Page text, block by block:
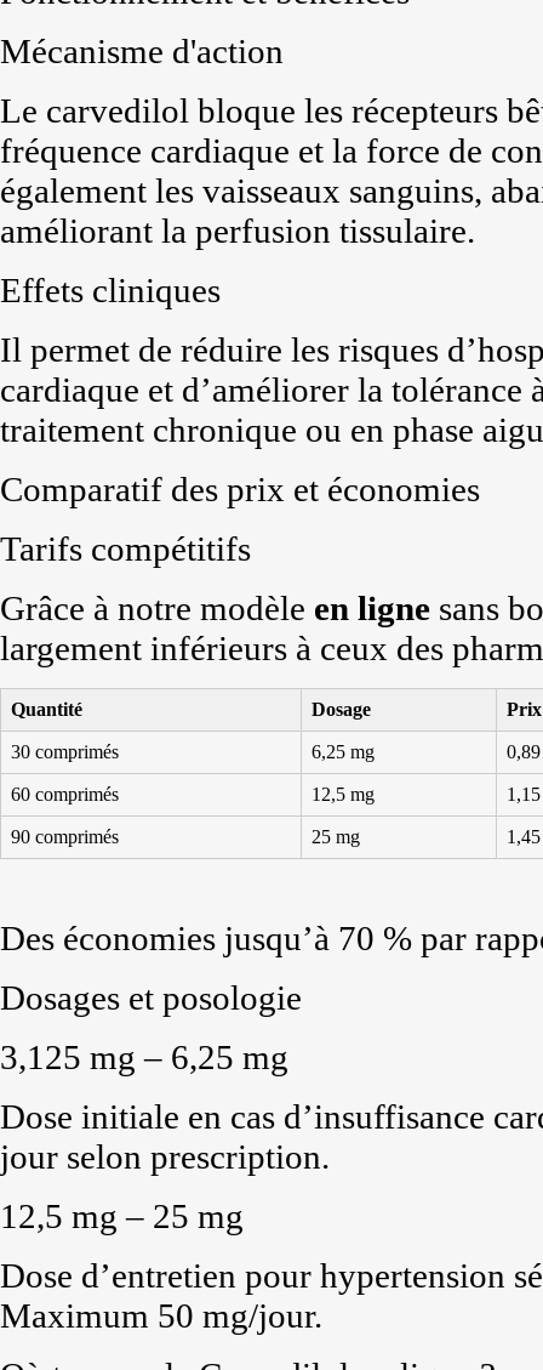
Mécanisme d'action
Le carvedilol bloque les récepteurs
fréquence cardiaque et la force de
également les vaisseaux sanguins,
améliorant la perfusion tissulaire.
Effets cliniques
Il permet de réduire les risques
cardiaque et d’améliorer la tolérance
traitement chronique ou en phase
Comparatif des prix et économies
Tarifs compétitifs
Grâce à notre modèle en ligne sans
largement inférieurs à ceux des
Quantité Dosage
30 comprimés 6,25 mg
60 comprimés 12,5 mg
90 comprimés 25 mg
Des économies jusqu’à 70 % par
Dosages et posologie
3,125 mg – 6,25 mg
Dose initiale en cas d’insuffisance
jour selon prescription.
12,5 mg – 25 mg
Dose d’entretien pour hypertension
Maximum 50 mg/jour.